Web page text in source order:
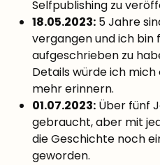
Selfpublishing zu
18.05.2023: 5 Jahre
vergangen und ich bin
aufgeschrieben zu
Details würde ich
mehr erinnern.
01.07.2023: Über fünf
gebraucht, aber mit
die Geschichte noch
geworden.